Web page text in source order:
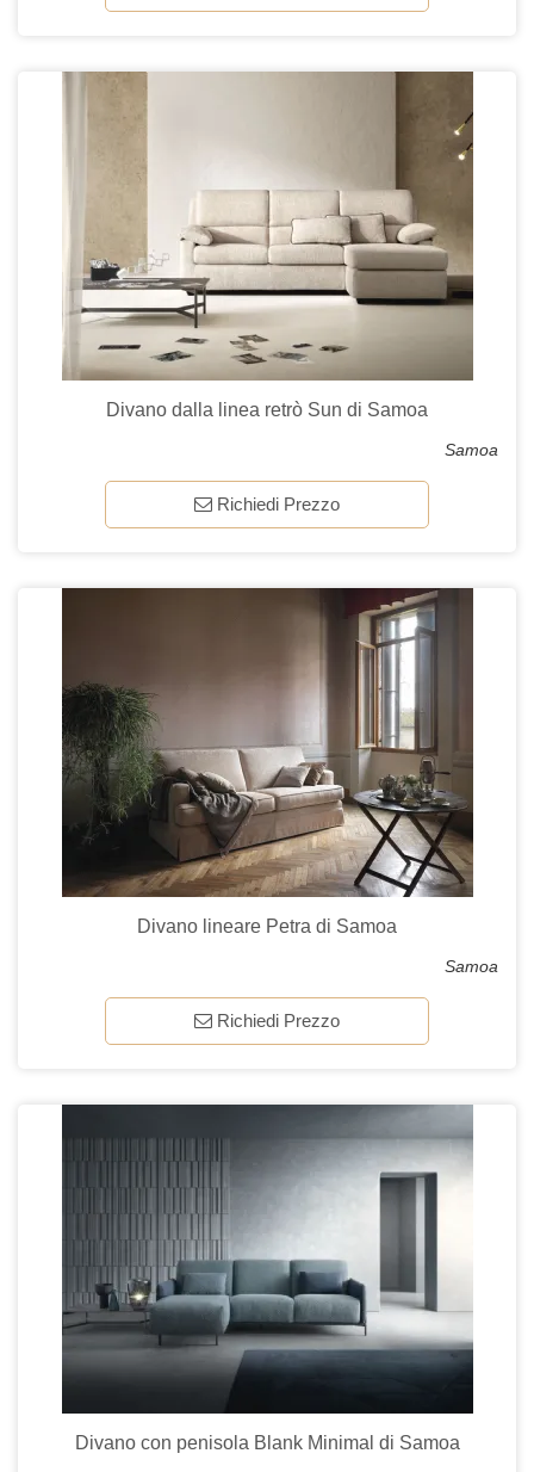
Divano dalla linea retrò Sun di Samoa
Samoa
Richiedi Prezzo
Divano lineare Petra di Samoa
Samoa
Richiedi Prezzo
Divano con penisola Blank Minimal di Samoa